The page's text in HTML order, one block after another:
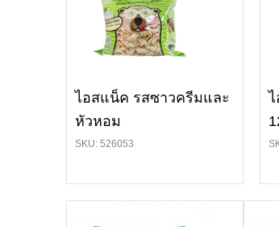
ไอสแน็ค รสซาวครีมและ
หัวหอม
SKU: 526053